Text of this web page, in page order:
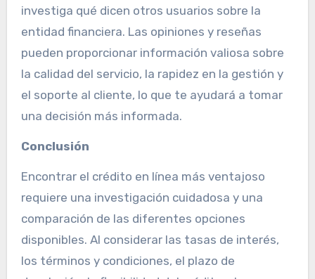
investiga qué dicen otros usuarios sobre la
entidad financiera. Las opiniones y reseñas
pueden proporcionar información valiosa sobre
la calidad del servicio, la rapidez en la gestión y
el soporte al cliente, lo que te ayudará a tomar
una decisión más informada.
Conclusión
Encontrar el crédito en línea más ventajoso
requiere una investigación cuidadosa y una
comparación de las diferentes opciones
disponibles. Al considerar las tasas de interés,
los términos y condiciones, el plazo de